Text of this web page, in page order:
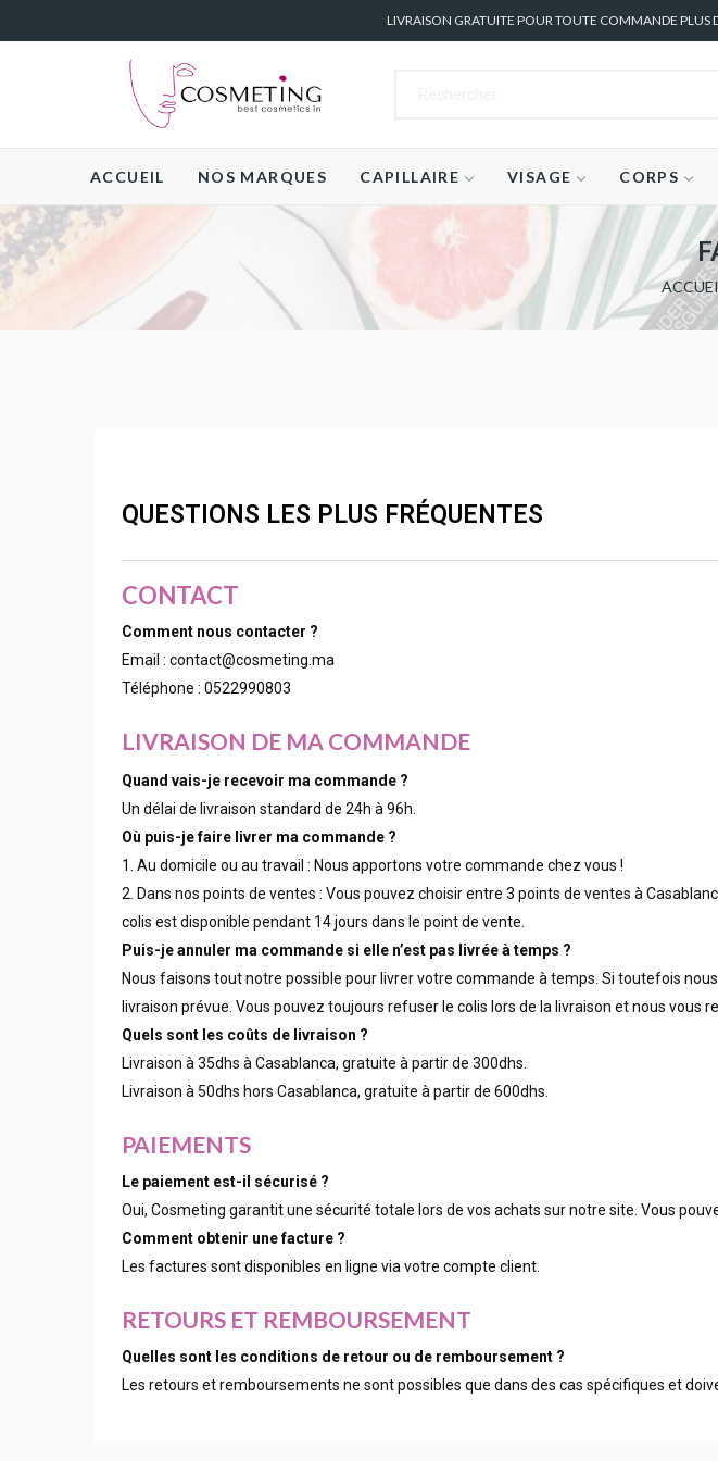
LIVRAISON GRATUITE POUR TOUTE COMMANDE
ACCUEIL NOS MARQUES CAPILLAIRE VISAGE CORPS
QUESTIONS LES PLUS FRÉQUENTES
CONTACT
Comment nous contacter ?
Email : contact@cosmeting.ma
Téléphone : 0522990803
LIVRAISON DE MA COMMANDE
Quand vais-je recevoir ma commande ?
Un délai de livraison standard de 24h à 96h.
Où puis-je faire livrer ma commande ?
1. Au domicile ou au travail : Nous apportons votre commande chez vous !
2. Dans nos points de ventes : Vous pouvez choisir entre 3 points de ventes à
colis est disponible pendant 14 jours dans le point de vente.
Puis-je annuler ma commande si elle n’est pas livrée à temps ?
Nous faisons tout notre possible pour livrer votre commande à temps. Si toutefois
livraison prévue. Vous pouvez toujours refuser le colis lors de la livraison et nous vous
Quels sont les coûts de livraison ?
Livraison à 35dhs à Casablanca, gratuite à partir de 300dhs.
Livraison à 50dhs hors Casablanca, gratuite à partir de 600dhs.
PAIEMENTS
Le paiement est-il sécurisé ?
Oui, Cosmeting garantit une sécurité totale lors de vos achats sur notre site. Vous
Comment obtenir une facture ?
Les factures sont disponibles en ligne via votre compte client.
RETOURS ET REMBOURSEMENT
Quelles sont les conditions de retour ou de remboursement ?
Les retours et remboursements ne sont possibles que dans des cas spécifiques et